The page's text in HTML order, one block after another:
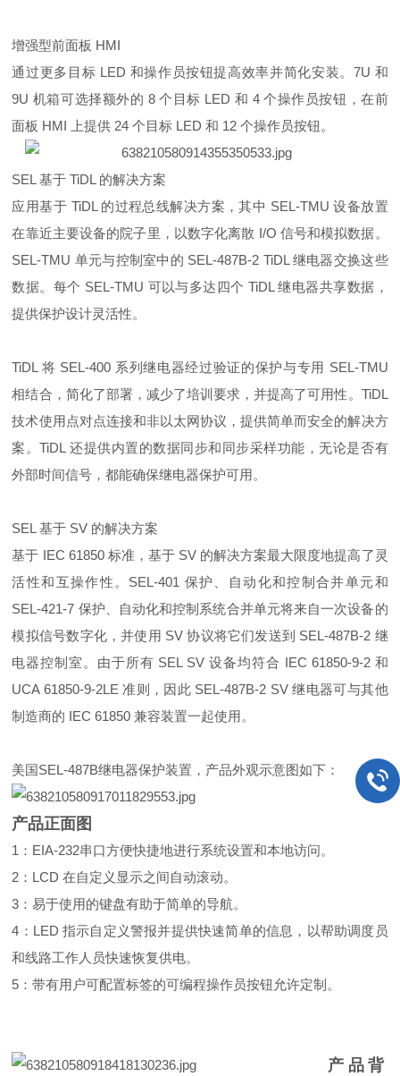
增强型前面板 HMI
通过更多目标 LED 和操作员按钮提高效率并简化安装。7U 和
9U 机箱可选择额外的 8 个目标 LED 和 4 个操作员按钮，在前
面板 HMI 上提供 24 个目标 LED 和 12 个操作员按钮。
SEL 基于 TiDL 的解决方案
应用基于 TiDL 的过程总线解决方案，其中 SEL-TMU 设备放置
在靠近主要设备的院子里，以数字化离散 I/O 信号和模拟数据。
SEL-TMU 单元与控制室中的 SEL-487B-2 TiDL 继电器交换这些
数据。每个 SEL-TMU 可以与多达四个 TiDL 继电器共享数据，
提供保护设计灵活性。
TiDL 将 SEL-400 系列继电器经过验证的保护与专用 SEL-TMU
相结合，简化了部署，减少了培训要求，并提高了可用性。TiDL
技术使用点对点连接和非以太网协议，提供简单而安全的解决方
案。TiDL 还提供内置的数据同步和同步采样功能，无论是否有
外部时间信号，都能确保继电器保护可用。
SEL 基于 SV 的解决方案
基于 IEC 61850 标准，基于 SV 的解决方案最大限度地提高了灵
活性和互操作性。SEL-401 保护、自动化和控制合并单元和
SEL-421-7 保护、自动化和控制系统合并单元将来自一次设备的
模拟信号数字化，并使用 SV 协议将它们发送到 SEL-487B-2 继
电器控制室。由于所有 SEL SV 设备均符合 IEC 61850-9-2 和
UCA 61850-9-2LE 准则，因此 SEL-487B-2 SV 继电器可与其他
制造商的 IEC 61850 兼容装置一起使用。
美国SEL-487B继电器保护装置，产品外观示意图如下：
产品正面图
1：EIA-232串口方便快捷地进行系统设置和本地访问。
2：LCD 在自定义显示之间自动滚动。
3：易于使用的键盘有助于简单的导航。
4：LED 指示自定义警报并提供快速简单的信息，以帮助调度员
和线路工作人员快速恢复供电。
5：带有用户可配置标签的可编程操作员按钮允许定制。
产品背